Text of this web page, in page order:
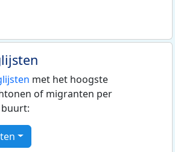
met het hoogste
of migranten per